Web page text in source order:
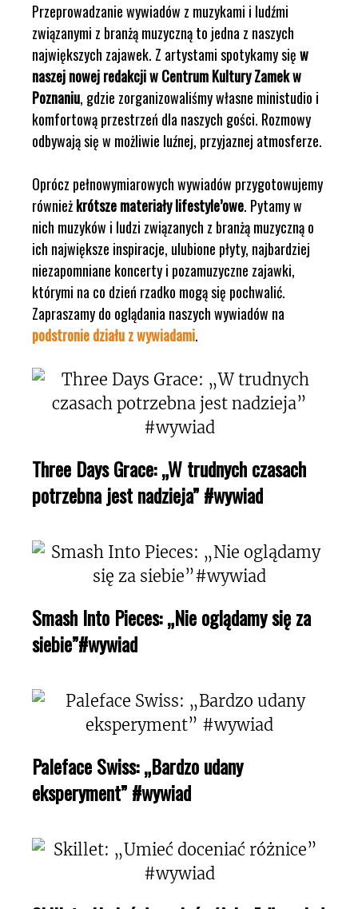
Przeprowadzanie wywiadów z muzykami i ludźmi
związanymi z branżą muzyczną to jedna z naszych
największych zajawek. Z artystami spotykamy sięw
naszej nowej redakcji w Centrum Kultury Zamek w
Poznaniu, gdzie zorganizowaliśmy własne ministudio i
komfortową przestrzeń dla naszych gości. Rozmowy
odbywają się w możliwie luźnej, przyjaznej atmosferze.
Oprócz pełnowymiarowych wywiadów przygotowujemy
równieżkrótsze materiały lifestyle’owe. Pytamy w
nich muzyków i ludzi związanych z branżą muzyczną o
ich największe inspiracje, ulubione płyty, najbardziej
niezapomniane koncerty i pozamuzyczne zajawki,
którymi na co dzień rzadko mogą się pochwalić.
Zapraszamy do oglądania naszych wywiadów na
podstronie działu z wywiadami.
Three Days Grace: „W trudnych czasach
potrzebna jest nadzieja” #wywiad
Smash Into Pieces: „Nie oglądamy się za
siebie”#wywiad
Paleface Swiss: „Bardzo udany
eksperyment” #wywiad